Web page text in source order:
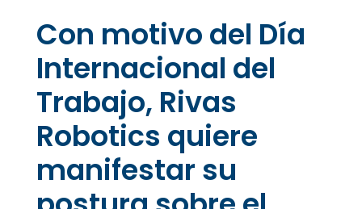
Con motivo del Día
Internacional del
Trabajo, Rivas
Robotics quiere
manifestar su